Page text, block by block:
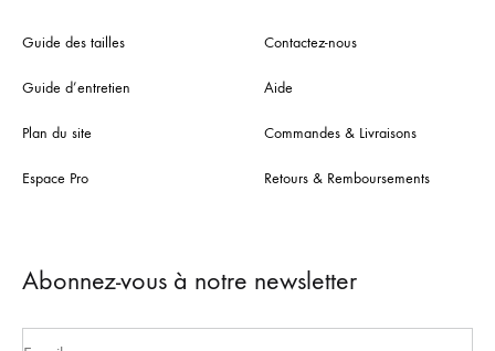
Guide des tailles
Guide d’entretien
Plan du site
Espace Pro
Contactez-nous
Aide
Commandes & Livraisons
Retours & Remboursements
Abonnez-vous à notre newsletter